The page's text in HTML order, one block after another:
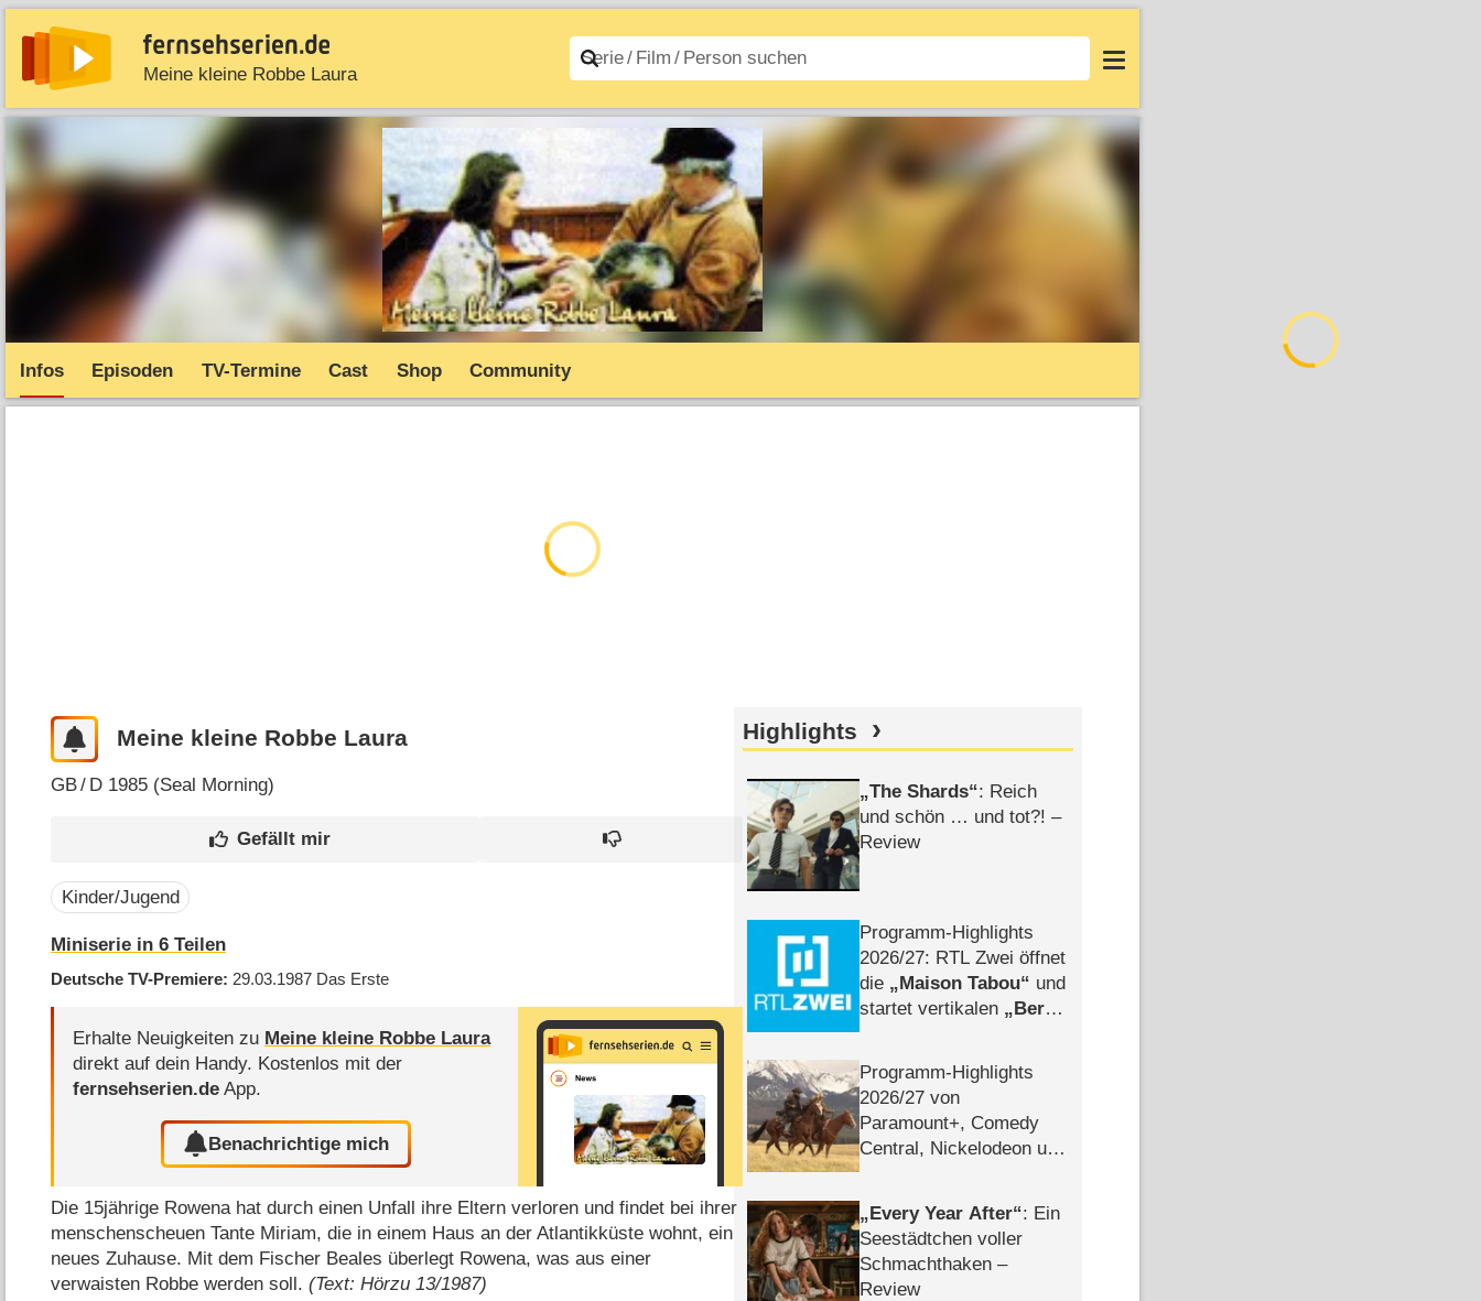
Meine kleine Robbe Laura
News Entdecken Streaming TV-Starts Filme A–Z Login
Infos Episoden TV-Termine Cast Shop Community
Meine kleine Robbe Laura
GB/ D 1985 (Seal Morning)
Kinder/Jugend
Miniserie in 6 Teilen
Deutsche TV-Premiere 29.03.1987 Das Erste
Erhalte Neuigkeiten zu Meine kleine Robbe Laura
direkt auf dein Handy. Kostenlos mit der
fernsehserien.de App.
Benachrichtige mich
Die 15jährige Rowena hat durch einen Unfall ihre Eltern verloren und findet bei ihrer
menschenscheuen Tante Miriam, die in einem Haus an der Atlantikküste wohnt, ein
neues Zuhause. Mit dem Fischer Beales überlegt Rowena, was aus einer
verwaisten Robbe werden soll.(Text: Hörzu 13/1987)
Highlights
The Shards : Reich
und schön … und tot?! –
Review
Programm-Highlights
2026/​27: RTL Zwei öffnet
die
Maison Tabou
und
startet vertikalen
Berlin
Programm-Highlights
2026/​27 von
Paramount+, Comedy
Central, Nickelodeon und
Every Year After : Ein
Seestädtchen voller
Schmachthaken –
Review